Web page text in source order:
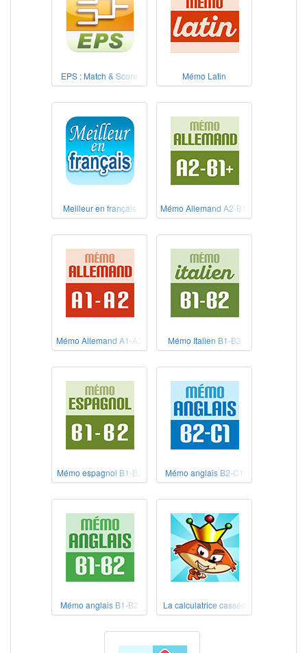
EPS : Match & Score Mémo Latin
Meilleur en français Mémo Allemand A2-B1+
Mémo Allemand A1-A2 Mémo Italien B1-B2
Mémo espagnol B1-B2 Mémo anglais B2-C1
Mémo anglais B1-B2 La calculatrice cassée